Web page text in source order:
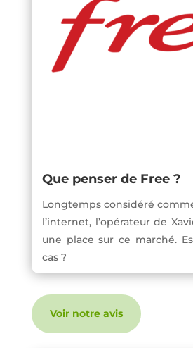
Que penser de Free ?
Longtemps considéré
l’internet, l’opérateur de
une place sur ce marché.
cas ?
Voir notre avis